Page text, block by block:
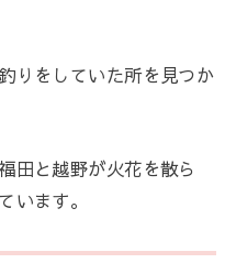
りをしていた所を見つか
田と越野が火花を散ら
います。